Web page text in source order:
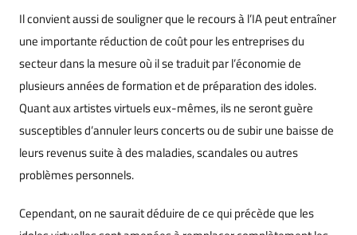
Il convient aussi de souligner que le recours à l’IA peut entraîner
une importante réduction de coût pour les entreprises du
secteur dans la mesure où il se traduit par l’économie de
plusieurs années de formation et de préparation des idoles.
Quant aux artistes virtuels eux-mêmes, ils ne seront guère
susceptibles d’annuler leurs concerts ou de subir une baisse de
leurs revenus suite à des maladies, scandales ou autres
problèmes personnels.
Cependant, on ne saurait déduire de ce qui précède que les